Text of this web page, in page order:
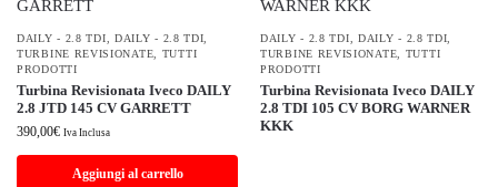
DAILY - 2.8 TDI DAILY - 2.8 TDI
TURBINE REVISIONATE
TUTTI
PRODOTTI
Turbina Revisionata Iveco DAILY
2.8 JTD 145 CV GARRETT
390,00€ Iva Inclusa
Aggiungi al carrello
DAILY - 2.8 TDI DAILY - 2.8 TDI
TURBINE REVISIONATE
TUTTI
PRODOTTI
Turbina Revisionata Iveco DAILY
2.8 TDI 105 CV BORG WARNER
KKK